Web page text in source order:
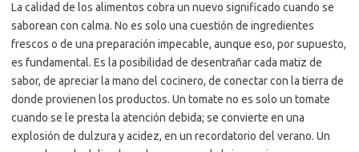
La calidad de los alimentos cobra un nuevo significado cuando se
saborean con calma. No es solo una cuestión de ingredientes
frescos o de una preparación impecable, aunque eso, por supuesto,
es fundamental. Es la posibilidad de desentrañar cada matiz de
sabor, de apreciar la mano del cocinero, de conectar con la tierra de
donde provienen los productos. Un tomate no es solo un tomate
cuando se le presta la atención debida; se convierte en una
explosión de dulzura y acidez, en un recordatorio del verano. Un